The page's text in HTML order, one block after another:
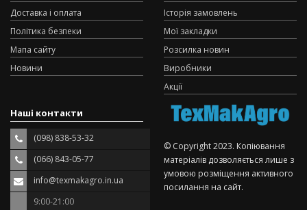
Доставка і оплата
Політика безпеки
Мапа сайту
Новини
Історія замовлень
Мої закладки
Розсилка новин
Виробники
Акції
Наші контакти
(098) 838-53-32
(066) 843-05-77
info@texmakagro.in.ua
9:00-21:00
© Copyright 2023. Копіювання
матеріалів дозволяється лише з
умовою розміщення активного
посилання на сайт.